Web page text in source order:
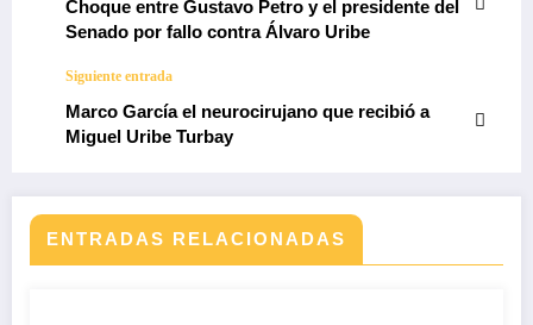
Choque entre Gustavo Petro y el presidente del
Senado por fallo contra Álvaro Uribe
Siguiente entrada
Marco García el neurocirujano que recibió a
Miguel Uribe Turbay
ENTRADAS RELACIONADAS